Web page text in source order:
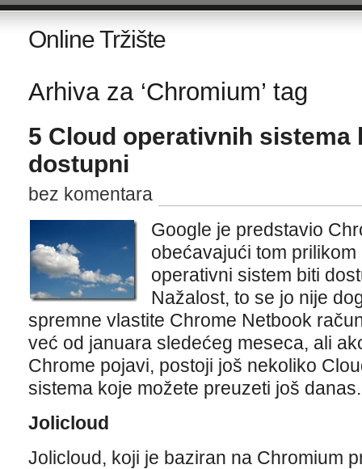
Online Tržište
Arhiva za ‘Chromium’ tag
5 Cloud operativnih sistema
dostupni
bez komentara
Google je predstavio
obećavajući tom
operativni sistem biti
Nažalost, to se jo nije
spremne vlastite Chrome Netbook
već od januara sledećeg meseca, ali
Chrome pojavi, postoji još nekoliko
sistema koje možete preuzeti još danas.
Jolicloud
Jolicloud, koji je baziran na Chromium